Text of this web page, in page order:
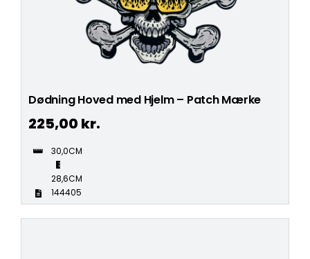
Dødning Hoved med Hjelm – Patch Mærke
225,00 kr.
30,0CM
28,6CM
144405